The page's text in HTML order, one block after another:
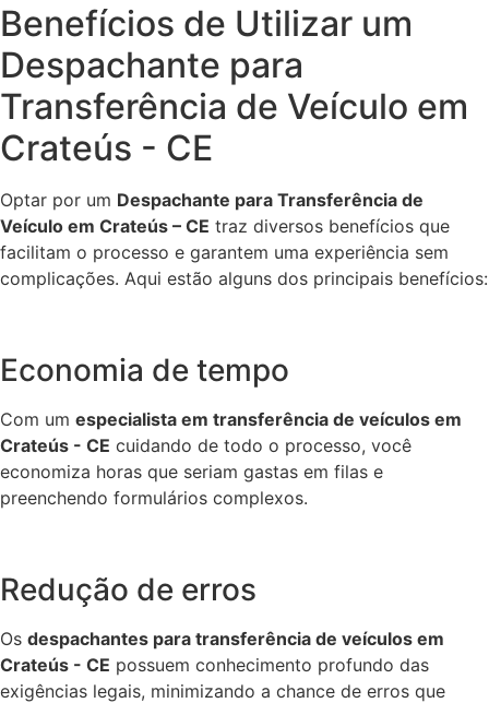
Benefícios de Utilizar um
Despachante para
Transferência de Veículo em
Crateús - CE
Optar por um Despachante para Transferência de
Veículo em Crateús – CE traz diversos benefícios que
facilitam o processo e garantem uma experiência sem
complicações. Aqui estão alguns dos principais benefícios:
Economia de tempo
Com um especialista em transferência de veículos em
Crateús - CE cuidando de todo o processo, você
economiza horas que seriam gastas em filas e
preenchendo formulários complexos.
Redução de erros
Os despachantes para transferência de veículos em
Crateús - CE possuem conhecimento profundo das
exigências legais, minimizando a chance de erros que